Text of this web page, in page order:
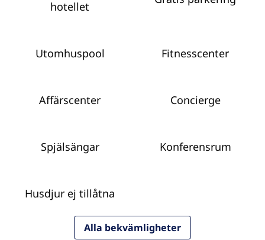
hotellet
Utomhuspool Fitnesscenter
Affärscenter Concierge
Spjälsängar Konferensrum
Husdjur ej tillåtna
Alla bekvämligheter